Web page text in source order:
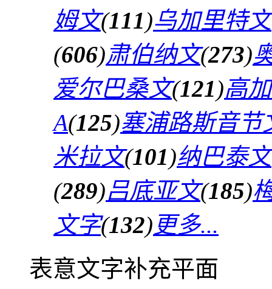
姆文(111)乌加里特文
(606)肃伯纳文(273)
爱尔巴桑文(121)高
A(125)塞浦路斯音节
米拉文(101)纳巴泰文
(289)吕底亚文(185)
文字(132) 更多...
表意文字补充平面